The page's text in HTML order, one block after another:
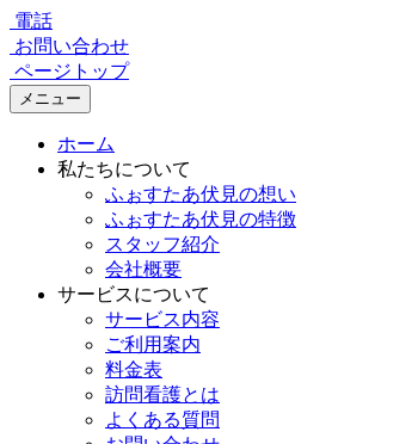
電話
お問い合わせ
ページトップ
メニュー
ホーム
私たちについて
ふぉすたあ伏見の想い
ふぉすたあ伏見の特徴
スタッフ紹介
会社概要
サービスについて
サービス内容
ご利用案内
料金表
訪問看護とは
よくある質問